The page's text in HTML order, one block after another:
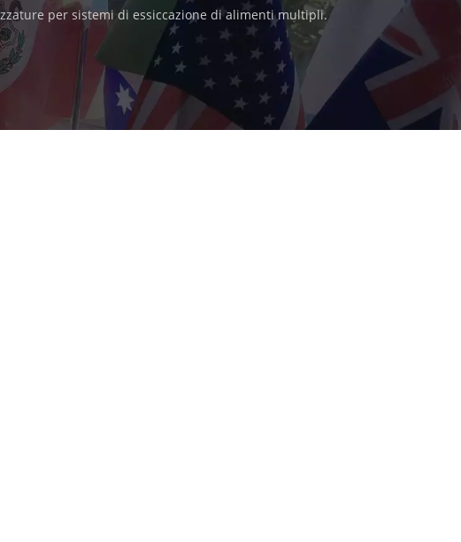
per sistemi di essiccazione di alimenti multipli.